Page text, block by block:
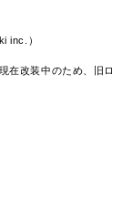
inc.）
在改装中のため、旧ロ